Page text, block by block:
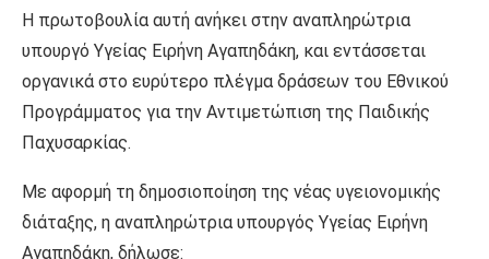
Η πρωτοβουλία αυτή ανήκει στην αναπληρώτρια
υπουργό Υγείας Ειρήνη Αγαπηδάκη, και εντάσσεται
οργανικά στο ευρύτερο πλέγμα δράσεων του Εθνικού
Προγράμματος για την Αντιμετώπιση της Παιδικής
Παχυσαρκίας.
Με αφορμή τη δημοσιοποίηση της νέας υγειονομικής
διάταξης, η αναπληρώτρια υπουργός Υγείας Ειρήνη
Αγαπηδάκη, δήλωσε: